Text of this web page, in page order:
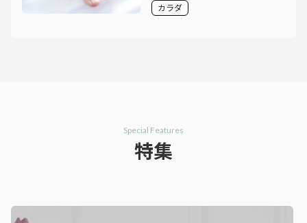
カラダ
Special Features
特集